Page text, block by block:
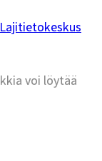
voi löytää